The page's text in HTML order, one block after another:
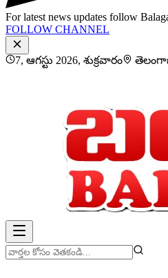
For latest news updates follow
FOLLOW CHANNEL
7, ఆగస్టు 2026, శుక్రవారం